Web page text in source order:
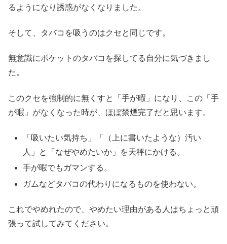
るようになり誘惑がなくなりました。
そして、タバコを吸うのはクセと同じです。
無意識にポケットのタバコを探してる自分に気づきまし
た。
このクセを強制的に無くすと「手が暇」になり、この「手
が暇」がなくなった時が、ほぼ禁煙完了だと思います。
「吸いたい気持ち」「（上に書いたような）汚い
人」と「なぜやめたいか」を天秤にかける。
手が暇でもガマンする。
ガムなどタバコの代わりになるものを使わない。
これでやめれたので、やめたい理由がある人はちょっと頑
張って試してみてください。